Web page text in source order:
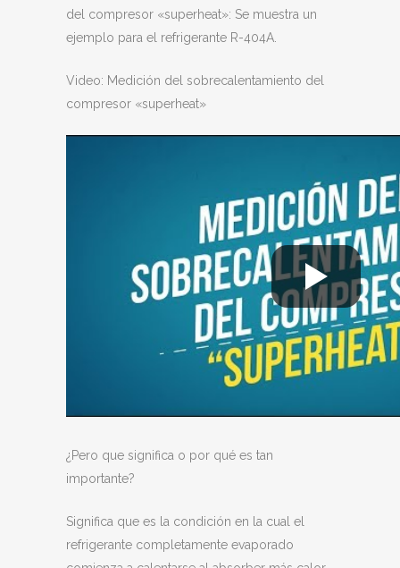
del compresor «superheat»: Se muestra un
ejemplo para el refrigerante R-404A.
Video: Medición del sobrecalentamiento del
compresor «superheat»
¿Pero que significa o por qué es tan
importante?
Significa que es la condición en la cual el
refrigerante completamente evaporado